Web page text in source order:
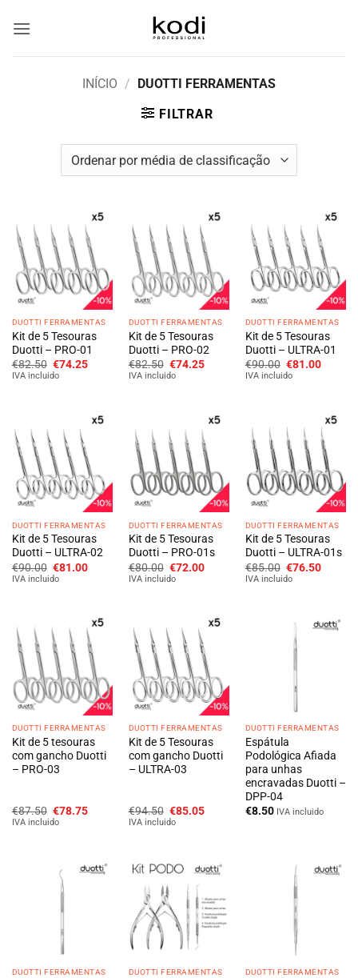
INÍCIO / DUOTTI FERRAMENTAS
FILTRAR
DUOTTI FERRAMENTAS
Kit de 5 Tesouras
Duotti – PRO-01
€82.50 O
preço
€74.25O
IVA incluido
DUOTTI FERRAMENTAS
Kit de 5 Tesouras
Duotti – PRO-02
€82.50 O
preço
€74.25O
IVA incluido
DUOTTI FERRAMENTAS
Kit de 5 Tesouras
Duotti – ULTRA-01
€90.00 O
preço
€81.00O
IVA incluido
DUOTTI FERRAMENTAS
Kit de 5 Tesouras
Duotti – ULTRA-02
€90.00 O
preço
€81.00O
IVA incluido
DUOTTI FERRAMENTAS
Kit de 5 Tesouras
Duotti – PRO-01s
€80.00 O
preço
€72.00O
IVA incluido
DUOTTI FERRAMENTAS
Kit de 5 Tesouras
Duotti – ULTRA-01s
€85.00 O
preço
€76.50O
IVA incluido
DUOTTI FERRAMENTAS
Kit de 5 tesouras
com gancho Duotti
– PRO-03
€87.50 O
preço
€78.75O
IVA incluido
DUOTTI FERRAMENTAS
Kit de 5 Tesouras
com gancho Duotti
– ULTRA-03
€94.50 O
preço
€85.05O
IVA incluido
DUOTTI FERRAMENTAS
Espátula
Podológica Afiada
para unhas
encravadas Duotti –
DPP-04
€8.50 IVA incluido
DUOTTI FERRAMENTAS DUOTTI FERRAMENTAS DUOTTI FERRAMENTAS